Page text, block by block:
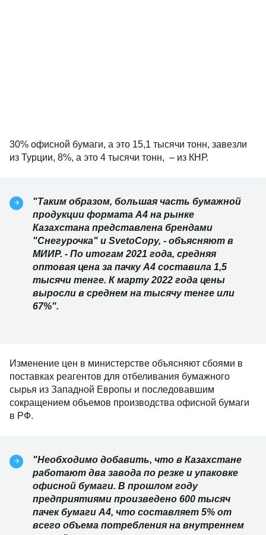
30% офисной бумаги, а это 15,1 тысячи тонн, завезли
из Турции, 8%, а это 4 тысячи тонн, – из КНР.
"Таким образом, большая часть бумажной
продукции формата А4 на рынке
Казахстана представлена брендами
"Снегурочка" и SvetoCopy, - объясняют в
МИИР. - По итогам 2021 года, средняя
оптовая цена за пачку А4 составила 1,5
тысячи тенге. К марту 2022 года цены
выросли в среднем на тысячу тенге или
67%".
Изменение цен в министерстве объясняют сбоями в
поставках реагентов для отбеливания бумажного
сырья из Западной Европы и последовавшим
сокращением объемов производства офисной бумаги
в РФ.
"Необходимо добавить, что в Казахстане
работают два завода по резке и упаковке
офисной бумаги. В прошлом году
предприятиями произведено 600 тысяч
пачек бумаги А4, что составляет 5% от
всего объема потребления на внутреннем